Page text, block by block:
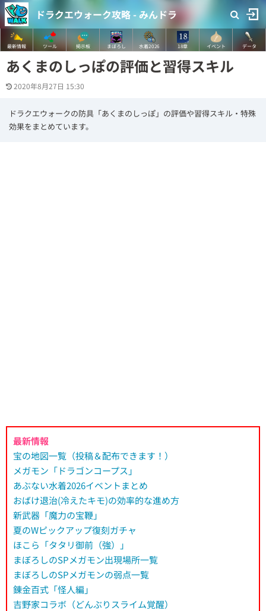
ドラクエウォーク攻略 - みんドラ
最新情報 ツール 掲示板 まぼろし 水着2026 18章 イベント データ
あくまのしっぽの評価と習得スキル
2020年8月27日 15:30
ドラクエウォークの防具「あくまのしっぽ」の評価や習得スキル・特殊
効果をまとめています。
最新情報
宝の地図一覧（投稿＆配布できます！）
メガモン「ドラゴンコープス」
あぶない水着2026イベントまとめ
おばけ退治(冷えたキモ)の効率的な進め方
新武器「魔力の宝鞭」
夏のWピックアップ復刻ガチャ
ほこら「タタリ御前（強）」
まぼろしのSPメガモン出現場所一覧
まぼろしのSPメガモンの弱点一覧
錬金百式「怪人編」
吉野家コラボ（どんぶりスライム覚醒）